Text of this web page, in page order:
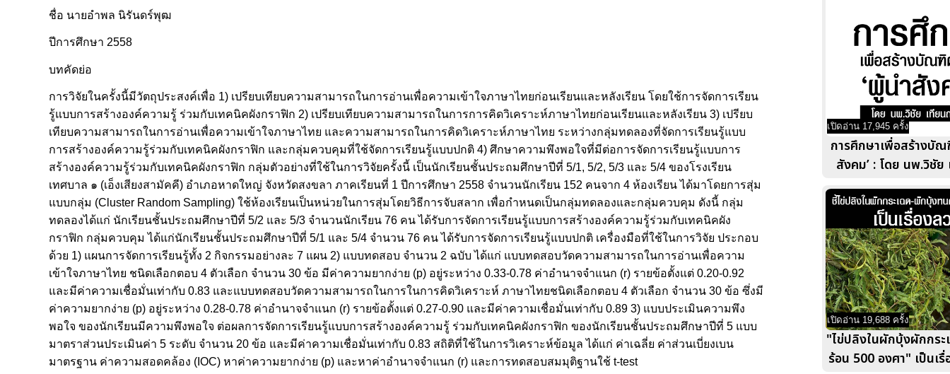
ชื่อ นายอำพล นิรันดร์พุฒ
ปีการศึกษา 2558
บทคัดย่อ
การวิจัยในครั้งนี้มีวัตถุประสงค์เพื่อ 1) เปรียบเทียบความสามารถในการอ่านเพื่อความเข้าใจภาษาไทยก่อนเรียนและหลังเรียน โดยใช้การจัดการเรียน
รู้แบบการสร้างองค์ความรู้ ร่วมกับเทคนิคผังกราฟิก 2) เปรียบเทียบความสามารถในการการคิดวิเคราะห์ภาษาไทยก่อนเรียนและหลังเรียน 3) เปรียบ
เทียบความสามารถในการอ่านเพื่อความเข้าใจภาษาไทย และความสามารถในการคิดวิเคราะห์ภาษาไทย ระหว่างกลุ่มทดลองที่จัดการเรียนรู้แบบ
การสร้างองค์ความรู้ร่วมกับเทคนิคผังกราฟิก และกลุ่มควบคุมที่ใช้จัดการเรียนรู้แบบปกติ 4) ศึกษาความพึงพอใจที่มีต่อการจัดการเรียนรู้แบบการ
สร้างองค์ความรู้ร่วมกับเทคนิคผังกราฟิก กลุ่มตัวอย่างที่ใช้ในการวิจัยครั้งนี้ เป็นนักเรียนชั้นประถมศึกษาปีที่ 5/1, 5/2, 5/3 และ 5/4 ของโรงเรียน
เทศบาล ๑ (เอ็งเสียงสามัคคี) อำเภอหาดใหญ่ จังหวัดสงขลา ภาคเรียนที่ 1 ปีการศึกษา 2558 จำนวนนักเรียน 152 คนจาก 4 ห้องเรียน ได้มาโดยการสุ่ม
แบบกลุ่ม (Cluster Random Sampling) ใช้ห้องเรียนเป็นหน่วยในการสุ่มโดยวิธีการจับสลาก เพื่อกำหนดเป็นกลุ่มทดลองและกลุ่มควบคุม ดังนี้ กลุ่ม
ทดลองได้แก่ นักเรียนชั้นประถมศึกษาปีที่ 5/2 และ 5/3 จำนวนนักเรียน 76 คน ได้รับการจัดการเรียนรู้แบบการสร้างองค์ความรู้ร่วมกับเทคนิคผัง
กราฟิก กลุ่มควบคุม ได้แก่นักเรียนชั้นประถมศึกษาปีที่ 5/1 และ 5/4 จำนวน 76 คน ได้รับการจัดการเรียนรู้แบบปกติ เครื่องมือที่ใช้ในการวิจัย ประกอบ
ด้วย 1) แผนการจัดการเรียนรู้ทั้ง 2 กิจกรรมอย่างละ 7 แผน 2) แบบทดสอบ จำนวน 2 ฉบับ ได้แก่ แบบทดสอบวัดความสามารถในการอ่านเพื่อความ
เข้าใจภาษาไทย ชนิดเลือกตอบ 4 ตัวเลือก จำนวน 30 ข้อ มีค่าความยากง่าย (p) อยู่ระหว่าง 0.33-0.78 ค่าอำนาจจำแนก (r) รายข้อตั้งแต่ 0.20-0.92
และมีค่าความเชื่อมั่นเท่ากับ 0.83 และแบบทดสอบวัดความสามารถในการในการคิดวิเคราะห์ ภาษาไทยชนิดเลือกตอบ 4 ตัวเลือก จำนวน 30 ข้อ ซึ่งมี
ค่าความยากง่าย (p) อยู่ระหว่าง 0.28-0.78 ค่าอำนาจจำแนก (r) รายข้อตั้งแต่ 0.27-0.90 และมีค่าความเชื่อมั่นเท่ากับ 0.89 3) แบบประเมินความพึง
พอใจ ของนักเรียนมีความพึงพอใจ ต่อผลการจัดการเรียนรู้แบบการสร้างองค์ความรู้ ร่วมกับเทคนิคผังกราฟิก ของนักเรียนชั้นประถมศึกษาปีที่ 5 แบบ
มาตราส่วนประเมินค่า 5 ระดับ จำนวน 20 ข้อ และมีค่าความเชื่อมั่นเท่ากับ 0.83 สถิติที่ใช้ในการวิเคราะห์ข้อมูล ได้แก่ ค่าเฉลี่ย ค่าส่วนเบี่ยงเบน
มาตรฐาน ค่าความสอดคล้อง (IOC) หาค่าความยากง่าย (p) และหาค่าอำนาจจำแนก (r) และการทดสอบสมมุติฐานใช้ t-test
เปิดอ่าน 17,945 ครั้ง
การศึกษาเพื่อสร้างบัณ
สังคม’ : โดย นพ.วิชัย
เปิดอ่าน 19,688 ครั้ง
"ไข่ปลิงในผักบุ้งผักกระ
ร้อน 500 องศา" เป็นเ